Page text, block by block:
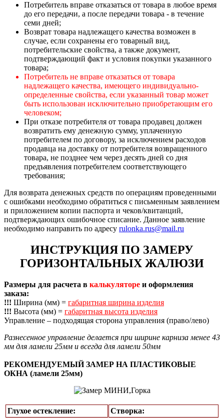
Потребитель вправе отказаться от товара в любое время
до его передачи, а после передачи товара - в течение
семи дней;
Возврат товара надлежащего качества возможен в
случае, если сохранены его товарный вид,
потребительские свойства, а также документ,
подтверждающий факт и условия покупки указанного
товара;
Потребитель не вправе отказаться от товара
надлежащего качества, имеющего индивидуально-
определенные свойства, если указанный товар может
быть использован исключительно приобретающим его
человеком;
При отказе потребителя от товара продавец должен
возвратить ему денежную сумму, уплаченную
потребителем по договору, за исключением расходов
продавца на доставку от потребителя возвращенного
товара, не позднее чем через десять дней со дня
предъявления потребителем соответствующего
требования;
Для возврата денежных средств по операциям проведенными
с ошибками необходимо обратиться с письменным заявлением
и приложением копии паспорта и чеков/квитанций,
подтверждающих ошибочное списание. Данное заявление
необходимо направить по адресу rulonka.rus@mail.ru
ИНСТРУКЦИЯ ПО ЗАМЕРУ
ГОРИЗОНТАЛЬНЫХ ЖАЛЮЗИ
Размеры для расчета в калькуляторе и оформления
заказа:
!!! Ширина (мм) = габаритная ширина изделия
!!! Высота (мм) = габаритная высота изделия
Управление – подходящая сторона управления (право/лево)
Разнесенное управление делается при ширине карниза менее 43
мм для ламели 25мм и всегда для ламели 50мм
РЕКОМЕНДУЕМЫЙ ЗАМЕР НА ПЛАСТИКОВЫЕ
ОКНА (ламели 25мм)
Глухое остекление:
Створка: